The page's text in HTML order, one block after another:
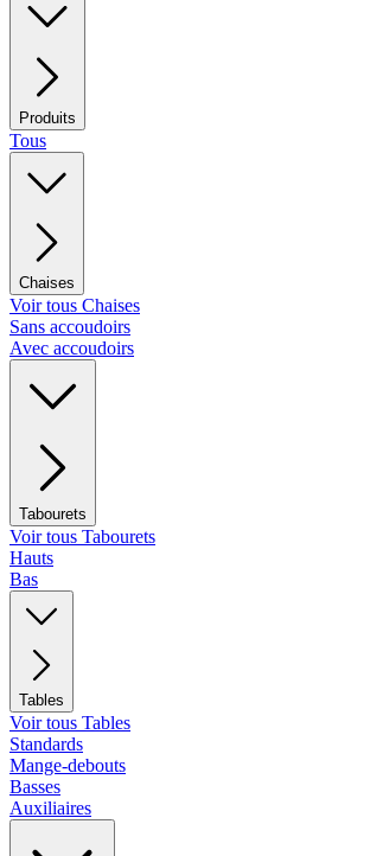
Produits
Tous
Chaises
Voir tous Chaises
Sans accoudoirs
Avec accoudoirs
Tabourets
Voir tous Tabourets
Hauts
Bas
Tables
Voir tous Tables
Standards
Mange-debouts
Basses
Auxiliaires